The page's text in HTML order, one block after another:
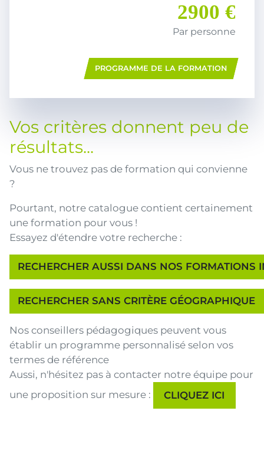
2900 €
Par personne
PROGRAMME DE LA FORMATION
Vos critères donnent peu de
résultats...
Vous ne trouvez pas de formation qui convienne
?
Pourtant, notre catalogue contient certainement
une formation pour vous !
Essayez d'étendre votre recherche :
Nos conseillers pédagogiques peuvent vous
établir un programme personnalisé selon vos
termes de référence
Aussi, n'hésitez pas à contacter notre équipe pour
une proposition sur mesure :
CLIQUEZ ICI